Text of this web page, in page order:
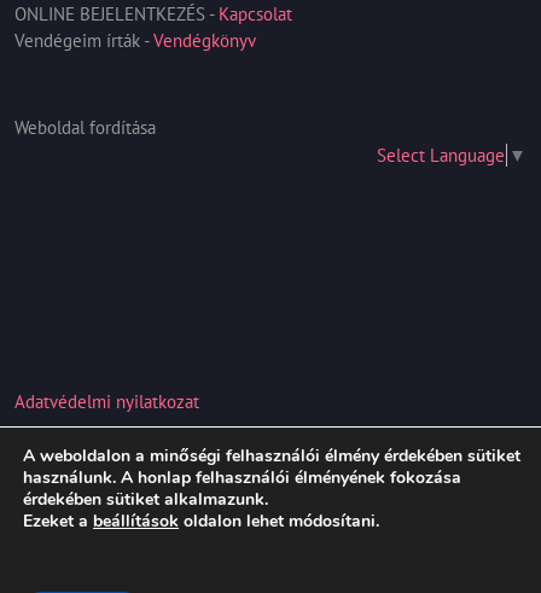
ONLINE BEJELENTKEZÉS - Kapcsolat
Vendégeim írták -Vendégkönyv
Weboldal fordítása
Select Language ▼
Adatvédelmi nyilatkozat
Hair Salon WordPress ThemeCopyright 2021
vivienkozmetika.com
Scroll
A weboldalon a minőségi felhasználói élmény érdekében sütiket
használunk. A honlap felhasználói élményének fokozása
érdekében sütiket alkalmazunk.
Ezeket a beállítások oldalon lehet módosítani.